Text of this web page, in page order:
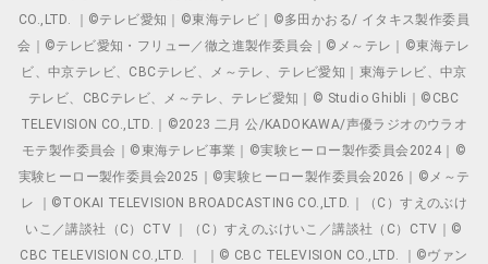
CO.,LTD. ｜©テレビ愛知｜©東海テレビ｜©多田かおる/ イタキス製作委員
会｜©テレビ愛知・フリュー／徹之進製作委員会｜©メ～テレ｜©東海テレ
ビ、中京テレビ、CBCテレビ、メ～テレ、テレビ愛知｜東海テレビ、中京
テレビ、CBCテレビ、メ～テレ、テレビ愛知｜© Studio Ghibli｜©CBC
TELEVISION CO.,LTD.｜©2023 二月 公/KADOKAWA/声優ラジオのウラオ
モテ製作委員会｜©東海テレビ事業｜©実験ヒーロー製作委員会2024｜©
実験ヒーロー製作委員会2025｜©実験ヒーロー製作委員会2026｜©メ～テ
レ ｜©TOKAI TELEVISION BROADCASTING CO.,LTD.｜（C）すえのぶけ
いこ／講談社（C）CTV ｜（C）すえのぶけいこ／講談社（C）CTV｜©
CBC TELEVISION CO.,LTD. ｜ ｜© CBC TELEVISION CO.,LTD. ｜©ヴァン